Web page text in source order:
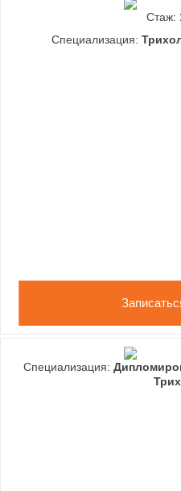
Стаж:
Специализация:
Специализация: